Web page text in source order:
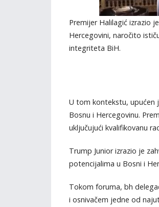
Premijer Halilagić izrazio
Hercegovini, naročito
integriteta BiH.
U tom kontekstu, upućen
Bosnu i Hercegovinu.
uključujući kvalifikovanu
Trump Junior izrazio je
potencijalima u Bosni i
Tokom foruma, bh
i osnivačem jedne od